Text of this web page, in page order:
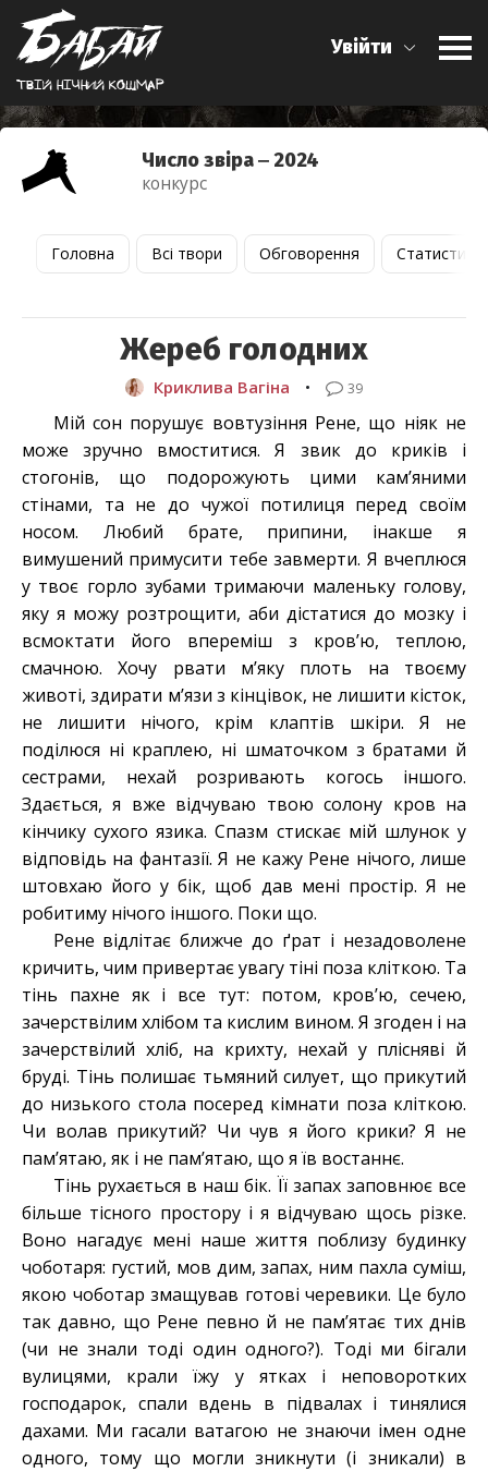
Твiй нiчний кошмар
Увійти
Число звіра ‒ 2024
конкурс
Головна Всі твори Обговорення Статистика
Жереб голодних
Криклива Вагіна • 39
Мій сон порушує вовтузіння Рене, що ніяк не
може зручно вмоститися. Я звик до криків і
стогонів, що подорожують цими кам’яними
стінами, та не до чужої потилиця перед своїм
носом. Любий брате, припини, інакше я
вимушений примусити тебе завмерти. Я вчеплюся
у твоє горло зубами тримаючи маленьку голову,
яку я можу розтрощити, аби дістатися до мозку і
всмоктати його впереміш з кров’ю, теплою,
смачною. Хочу рвати м’яку плоть на твоєму
животі, здирати м’язи з кінцівок, не лишити кісток,
не лишити нічого, крім клаптів шкіри. Я не
поділюся ні краплею, ні шматочком з братами й
сестрами, нехай розривають когось іншого.
Здається, я вже відчуваю твою солону кров на
кінчику сухого язика. Спазм стискає мій шлунок у
відповідь на фантазії. Я не кажу Рене нічого, лише
штовхаю його у бік, щоб дав мені простір. Я не
робитиму нічого іншого. Поки що.
Рене відлітає ближче до ґрат і незадоволене
кричить, чим привертає увагу тіні поза кліткою. Та
тінь пахне як і все тут: потом, кров’ю, сечею,
зачерствілим хлібом та кислим вином. Я згоден і на
зачерствілий хліб, на крихту, нехай у плісняві й
бруді. Тінь полишає тьмяний силует, що прикутий
до низького стола посеред кімнати поза кліткою.
Чи волав прикутий? Чи чув я його крики? Я не
пам’ятаю, як і не пам’ятаю, що я їв востаннє.
Тінь рухається в наш бік. Її запах заповнює все
більше тісного простору і я відчуваю щось різке.
Воно нагадує мені наше життя поблизу будинку
чоботаря: густий, мов дим, запах, ним пахла суміш,
якою чоботар змащував готові черевики. Це було
так давно, що Рене певно й не пам’ятає тих днів
(чи не знали тоді один одного?). Тоді ми бігали
вулицями, крали їжу у ятках і неповоротких
господарок, спали вдень в підвалах і тинялися
дахами. Ми гасали ватагою не знаючи імен одне
одного, тому що могли зникнути (і зникали) в